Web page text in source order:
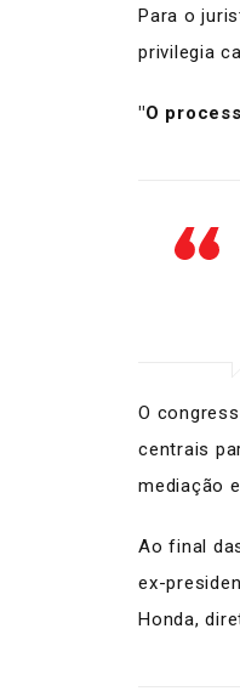
Para o
privilegia
"O
O
centrais
mediação
Ao final
ex-
Honda,